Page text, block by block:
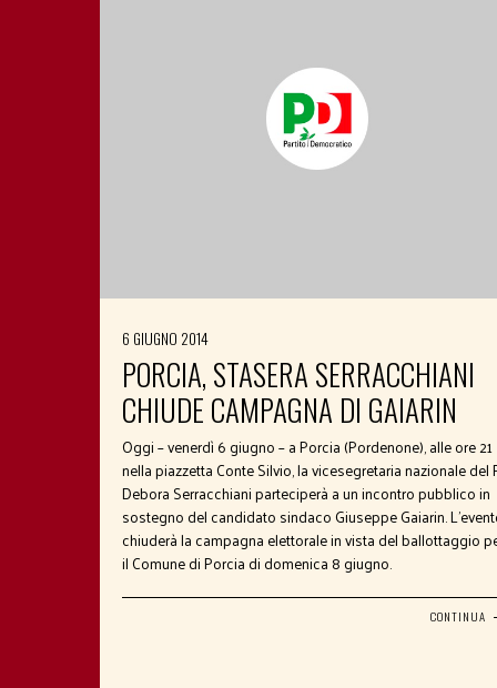
6 GIUGNO 2014
PORCIA, STASERA SERRACCHIANI
CHIUDE CAMPAGNA DI GAIARIN
Oggi – venerdì 6 giugno – a Porcia (Pordenone), alle ore 21
nella piazzetta Conte Silvio, la vicesegretaria nazionale del
Debora Serracchiani parteciperà a un incontro pubblico in
sostegno del candidato sindaco Giuseppe Gaiarin.
chiuderà la campagna elettorale in vista del ballottaggio
il Comune di Porcia di domenica 8 giugno.
CONTINUA